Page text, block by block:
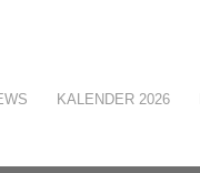
KALENDER 2026